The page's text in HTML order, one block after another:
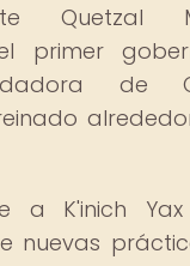
Quetzal
primer
de
a K'inich
nuevas